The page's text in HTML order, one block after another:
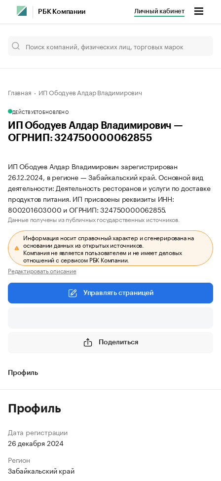
РБК Компании Личный кабинет
Главная ИП Ободуев Алдар Владимирович
ДЕЙСТВУЕТОБНОВЛЕНО
ИП Ободуев Алдар Владимирович —
ОГРНИП: 324750000062855
ИП Ободуев Алдар Владимирович зарегистрирован
26.12.2024, в регионе — Забайкальский край. Основной вид
деятельности: Деятельность ресторанов и услуги по доставке
продуктов питания. ИП присвоены реквизиты ИНН:
800201603000 и ОГРНИП: 324750000062855.
Данные получены из публичных государственных источников.
Информация носит справочный характер и сгенерирована на
основании данных из открытых источников.
Компания не является пользователем и не имеет деловых
отношений с сервисом РБК Компании.
Редактировать описание
Управлять страницей
Поделиться
Профиль
Профиль
Дата регистрации
26 декабря 2024
Регион
Забайкальский край